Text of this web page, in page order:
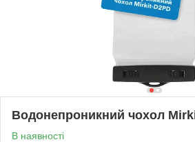
Водонепроникний чохол
В наявності